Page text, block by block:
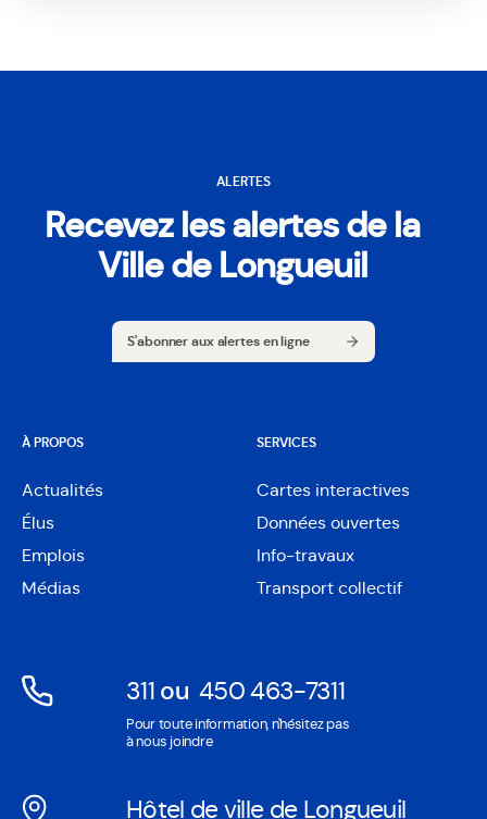
ALERTES
Recevez les alertes de la
Ville de Longueuil
S'abonner aux alertes en ligne
À PROPOS
Actualités
Élus
Emplois
Médias
SERVICES
Cartes interactives
Ouvre
dans
une
nouvelle
Données ouvertes
Ouvre
dans
une
Info-travaux
Transport collectif
311Ouvre
dans
fenêtre
ou 450 463-7311
Ouvre
dans
fenêtre
Pour toute information, n'hésitez pas
à nous joindre
Hôtel de ville de Longueuil